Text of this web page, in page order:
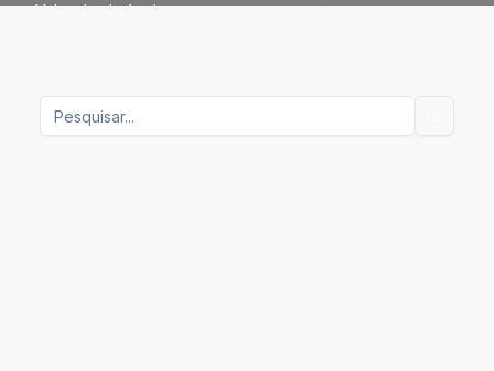
Valor dos Imóveis